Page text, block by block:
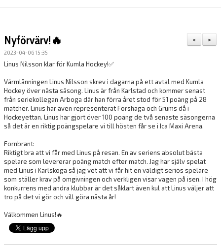
UTRUSTNING
CAFETERIA
>
<
Nyförvärv!🔥
2023-04-06 15:35
Linus Nilsson klar för Kumla Hockey!✅
Värmlänningen Linus Nilsson skrev i dagarna på ett avtal med Kumla
Hockey över nästa säsong. Linus är från Karlstad och kommer senast
från seriekollegan Arboga där han förra året stod för 51 poäng på 28
matcher. Linus har även representerat Forshaga och Grums då i
Hockeyettan. Linus har gjort över 100 poäng de två senaste säsongerna
så det är en riktig poängspelare vi till hösten får se i Ica Maxi Arena.
Fornbrant:
Riktigt bra att vi får med Linus på resan. En av seriens absolut bästa
spelare som levererar poäng match efter match. Jag har själv spelat
med Linus i Karlskoga så jag vet att vi får hit en väldigt seriös spelare
som ställer krav på omgivningen och verkligen visar vägen på isen. I hög
konkurrens med andra klubbar är det såklart även kul att Linus väljer att
tro på det vi gör och vill göra nästa år!
Välkommen Linus!🔥